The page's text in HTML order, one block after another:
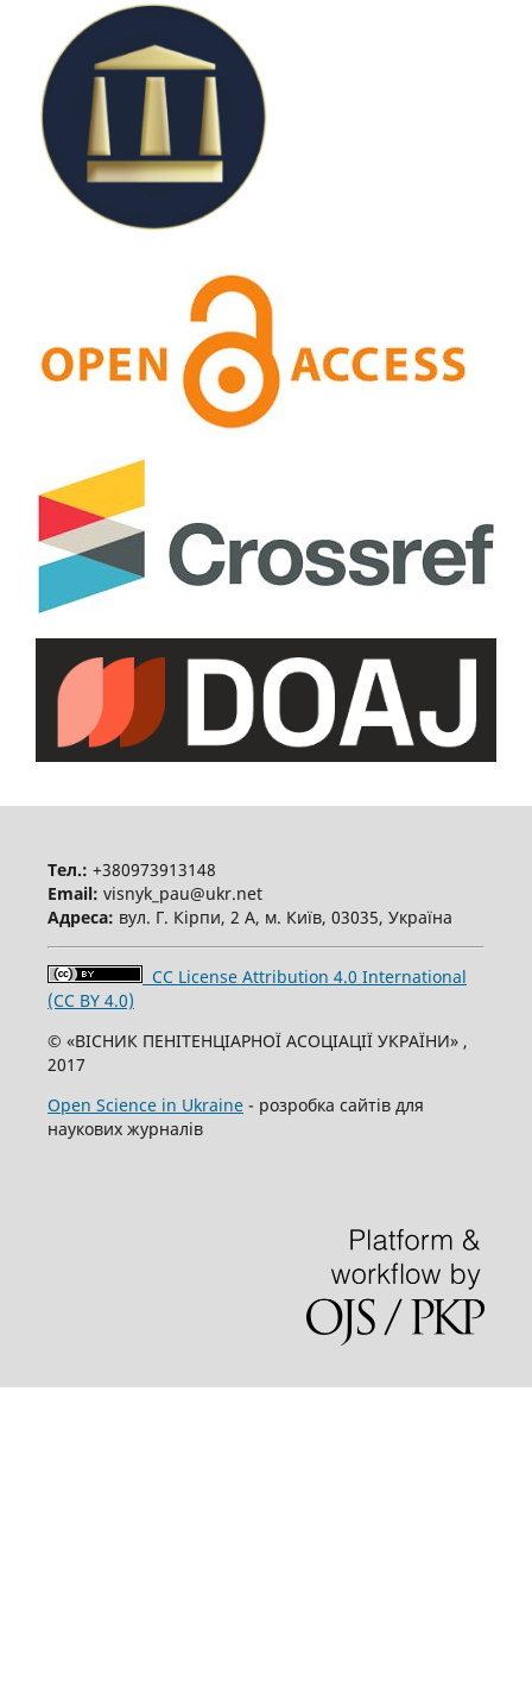
Тел.: +380973913148
Email: visnyk_pau@ukr.net
Адреса: вул. Г. Кірпи, 2 А, м. Київ, 03035, Україна
CC License Attribution 4.0 International
(CC BY 4.0)
© «ВІСНИК ПЕНІТЕНЦІАРНОЇ АСОЦІАЦІЇ УКРАЇНИ» ,
2017
Open Science in Ukraine- розробка сайтів для
наукових журналів